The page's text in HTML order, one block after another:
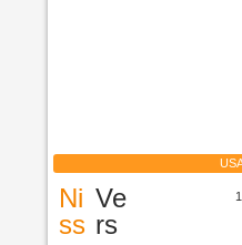
Ni
ss
Ve
rs